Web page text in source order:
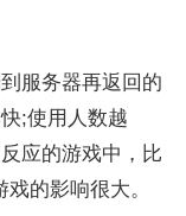
服务器再返回的
;使用人数越
应的游戏中，比
的影响很大。